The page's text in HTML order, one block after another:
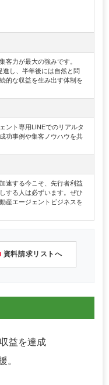
客力が最大の強みです。
進し、半年後には自然と問
的な収益を生み出す体制を
ント専用LINEでのリアルタ
功事例や集客ノウハウを共
速する今こそ、先行者利益
する人は必ずいます。ぜひ
産エージェントビジネスを
資料請求リストへ
益を達成
。